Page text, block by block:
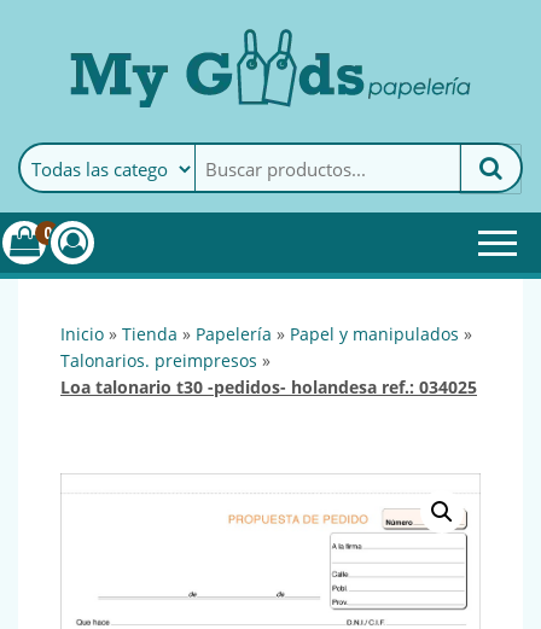
MyGoods · PapeleríaMy Goods es tu papelería
online de confianza. Podrás
encontrar todo lo necesario
0
inicio » tienda » papelería » papel y manipulados »
talonarios. preimpresos »
loa talonario t30 -pedidos- holandesa ref.: 034025